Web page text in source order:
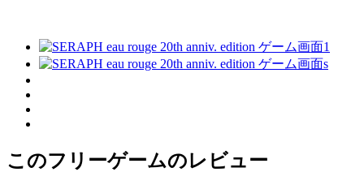
このフリーゲームのレビュー